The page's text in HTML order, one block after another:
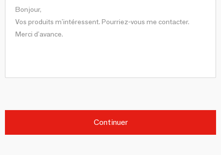
Continuer